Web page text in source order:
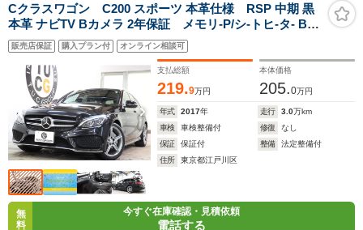
Cクラスワゴン C200 スポーツ 本革仕様 RSP 中期 黒
本革 ナビTV Bカメラ 2年保証 メモリ-P/シ-トヒ-タ- BT
音楽 PTS DSRC ハンズフリ-A AMGエアロ/18AW LED-
H/L エアバランスPKG R5面プライバシ-ガラス エアバラ
ンス ダイナミックS パドルS 9AT キ-レスゴ-
販売店保証 購入プラン付 オンライン相談可
支払総額
219.9万円
本体価格
205.0万円
年式 2017年 走行 3.0万km
車検
車検整備付 修復
なし
保証
保証付 整備
法定整備付
住所
東京都江戸川区
無
料
今すぐ在庫確認・見積依頼
電話する